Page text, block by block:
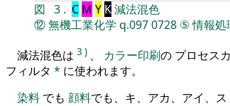
図 3 . C M Y K減法混色
⑫無機工業化学 q.0970728 ⑤情報処
減法混色は 3 ) 、 カラー印刷の プロセス
フィルタ * に使われます。
染料 でも 顔料でも、キ、アカ、アイ、ス